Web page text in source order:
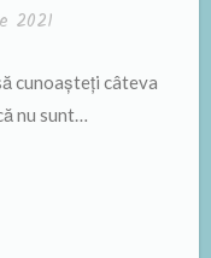
2021
cunoașteți câteva
nu sunt…